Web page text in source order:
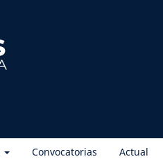
Convocatorias Actual